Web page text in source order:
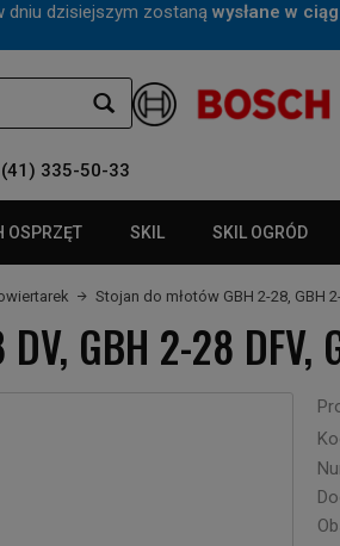
dzisiejszym zostaną wysłane w
(41) 335-50-33
OSPRZĘT SKIL SKIL OGRÓD
Stojan do młotów GBH 2-28, GBH
GBH 2-28 DFV,